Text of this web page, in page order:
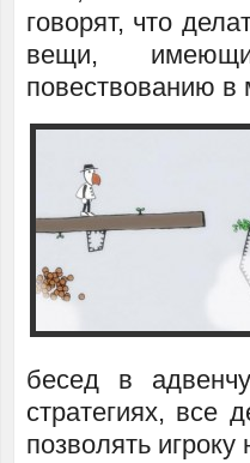
говорят, что
вещи,
повествованию в
бесед в
стратегиях, все
позволять